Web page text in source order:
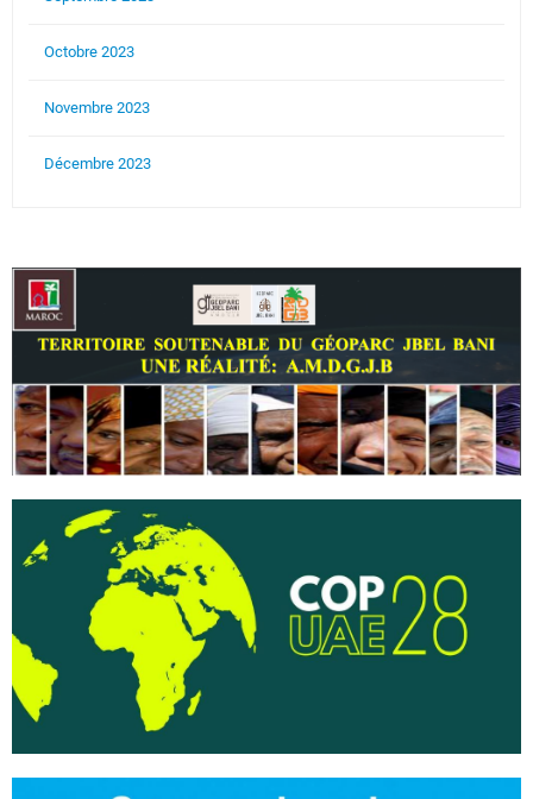
Octobre 2023
Novembre 2023
Décembre 2023